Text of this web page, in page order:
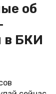
об
в БКИ